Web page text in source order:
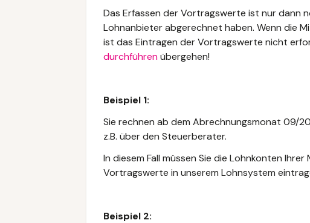
Das Erfassen der Vortragswerte ist nur dann
Lohnanbieter abgerechnet haben. Wenn die
ist das Eintragen der Vortragswerte nicht
durchführenübergehen!
Beispiel 1:
Sie rechnen ab dem Abrechnungsmonat 09/
z.B. über den Steuerberater.
In diesem Fall müssen Sie die Lohnkonten
Vortragswerte in unserem Lohnsystem
Beispiel 2: